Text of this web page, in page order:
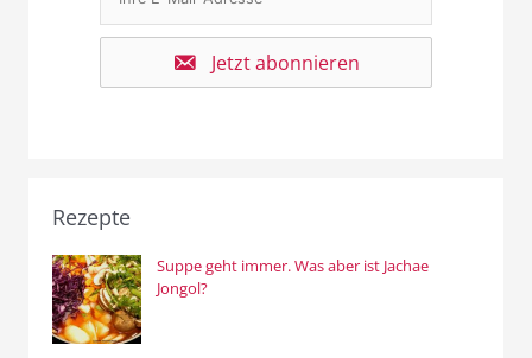
Jetzt abonnieren
Rezepte
Suppe geht immer. Was aber ist Jachae
Jongol?